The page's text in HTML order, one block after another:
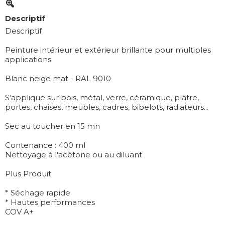
Descriptif
Descriptif
Peinture intérieur et extérieur brillante pour multiples
applications
Blanc neige mat - RAL 9010
S'applique sur bois, métal, verre, céramique, plâtre,
portes, chaises, meubles, cadres, bibelots, radiateurs...
Sec au toucher en 15 mn
Contenance : 400 ml
Nettoyage à l'acétone ou au diluant
Plus Produit
* Séchage rapide
* Hautes performances
COV A+